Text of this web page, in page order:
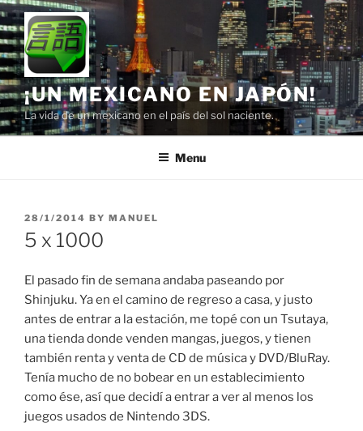
Skip
to
content
¡UN MEXICANO EN JAPÓN!
La vida de un mexicano en el país del sol naciente.
Menu
POSTED
ON
28/1/2014 BY MANUEL
5 x 1000
El pasado fin de semana andaba paseando por
Shinjuku. Ya en el camino de regreso a casa, y justo
antes de entrar a la estación, me topé con un Tsutaya,
una tienda donde venden mangas, juegos, y tienen
también renta y venta de CD de música y DVD/BluRay.
Tenía mucho de no bobear en un establecimiento
como ése, así que decidí a entrar a ver al menos los
juegos usados de Nintendo 3DS.